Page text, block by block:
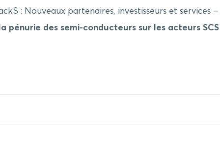
: Nouveaux partenaires, investisseurs et services
pénurie des semi-conducteurs sur les acteurs